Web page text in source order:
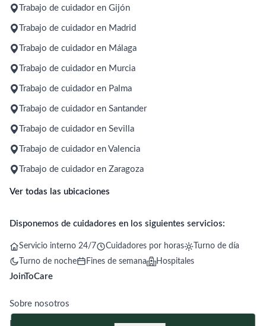
Trabajo de cuidador en Gijón
Trabajo de cuidador en Madrid
Trabajo de cuidador en Málaga
Trabajo de cuidador en Murcia
Trabajo de cuidador en Palma
Trabajo de cuidador en Santander
Trabajo de cuidador en Sevilla
Trabajo de cuidador en Valencia
Trabajo de cuidador en Zaragoza
Ver todas las ubicaciones
Disponemos de cuidadores en los siguientes servicios:
Servicio interno 24/7 Cuidadores por horas
Turno de día
Turno de noche
Fines de semana Hospitales
JoinToCare
Sobre nosotros